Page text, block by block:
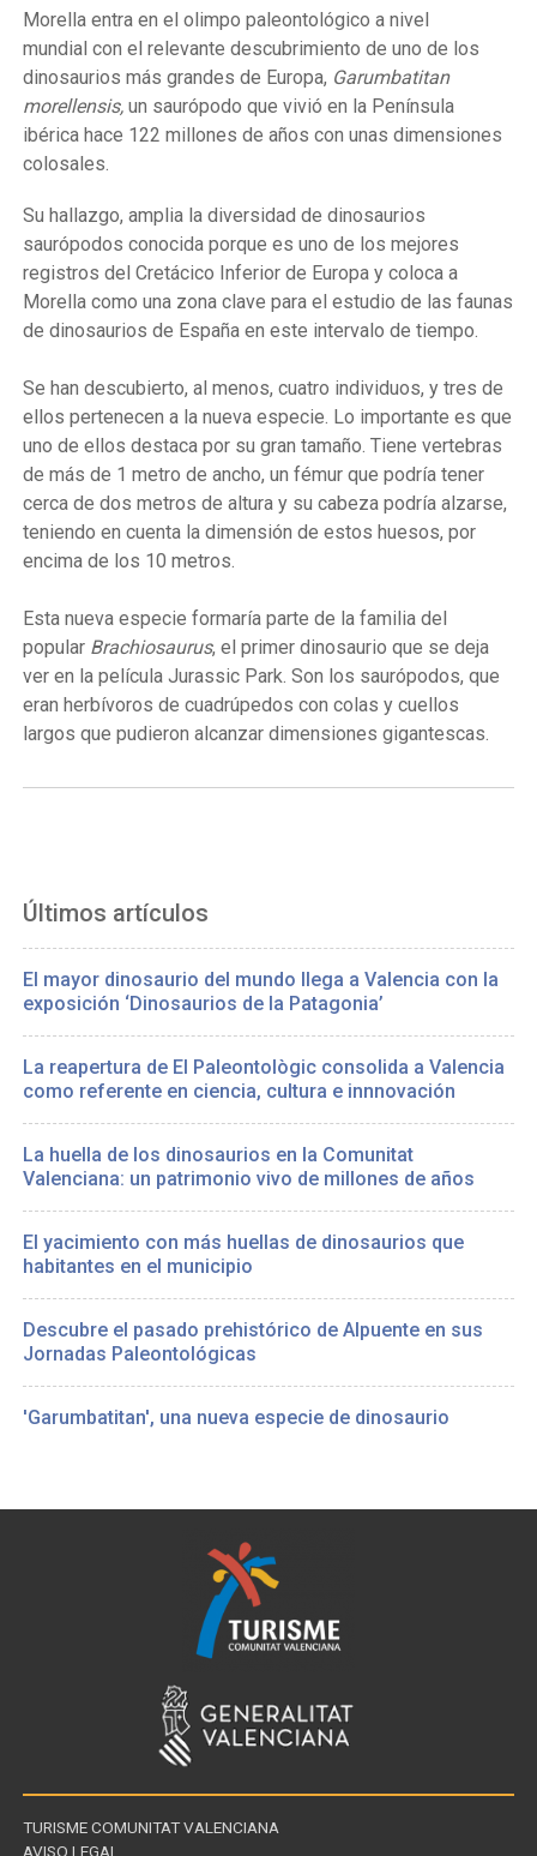
Morella entra en el olimpo paleontológico a nivel
mundial con el relevante descubrimiento de uno de los
dinosaurios más grandes de Europa, Garumbatitan
morellensis, un saurópodo que vivió en la Península
ibérica hace 122 millones de años con unas dimensiones
colosales.
Su hallazgo, amplia la diversidad de dinosaurios
saurópodos conocida porque es uno de los mejores
registros del Cretácico Inferior de Europa y coloca a
Morella como una zona clave para el estudio de las faunas
de dinosaurios de España en este intervalo de tiempo.
Se han descubierto, al menos, cuatro individuos, y tres de
ellos pertenecen a la nueva especie. Lo importante es que
uno de ellos destaca por su gran tamaño. Tiene vertebras
de más de 1 metro de ancho, un fémur que podría tener
cerca de dos metros de altura y su cabeza podría alzarse,
teniendo en cuenta la dimensión de estos huesos, por
encima de los 10 metros.
Esta nueva especie formaría parte de la familia del
popular Brachiosaurus, el primer dinosaurio que se deja
ver en la película Jurassic Park. Son los saurópodos, que
eran herbívoros de cuadrúpedos con colas y cuellos
largos que pudieron alcanzar dimensiones gigantescas.
Últimos artículos
El mayor dinosaurio del mundo llega a Valencia con la
exposición ‘Dinosaurios de la Patagonia’
La reapertura de El Paleontològic consolida a Valencia
como referente en ciencia, cultura e innnovación
La huella de los dinosaurios en la Comunitat
Valenciana: un patrimonio vivo de millones de años
El yacimiento con más huellas de dinosaurios que
habitantes en el municipio
Descubre el pasado prehistórico de Alpuente en sus
Jornadas Paleontológicas
'Garumbatitan', una nueva especie de dinosaurio
TURISME COMUNITAT VALENCIANA
AVISO LEGAL